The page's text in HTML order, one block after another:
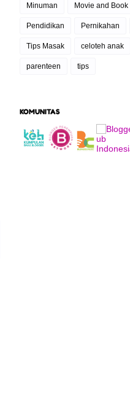
Minuman Movie and Book
Pendidikan Pernikahan
Tips Masak celoteh anak
parenteen tips
KOMUNITAS